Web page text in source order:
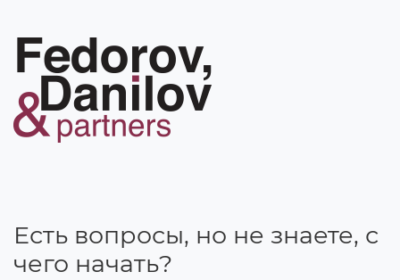
Есть вопросы, но не знаете, с
чего начать?